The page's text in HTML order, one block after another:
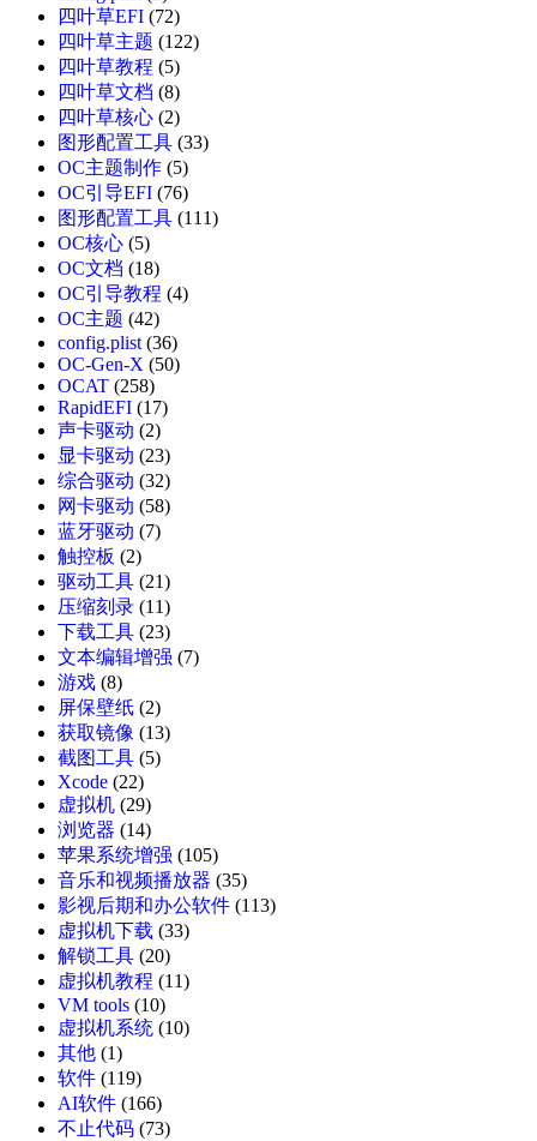
四叶草EFI (72)
四叶草主题 (122)
四叶草教程 (5)
四叶草文档 (8)
四叶草核心 (2)
图形配置工具 (33)
OC主题制作 (5)
OC引导EFI (76)
图形配置工具 (111)
OC核心 (5)
OC文档 (18)
OC引导教程 (4)
OC主题 (42)
config.plist(36)
OC-Gen-X (50)
OCAT (258)
RapidEFI (17)
声卡驱动 (2)
显卡驱动 (23)
综合驱动 (32)
网卡驱动 (58)
蓝牙驱动 (7)
触控板 (2)
驱动工具 (21)
压缩刻录 (11)
下载工具 (23)
文本编辑增强 (7)
游戏 (8)
屏保壁纸 (2)
获取镜像 (13)
截图工具 (5)
Xcode (22)
虚拟机 (29)
浏览器 (14)
苹果系统增强 (105)
音乐和视频播放器 (35)
影视后期和办公软件 (113)
虚拟机下载 (33)
解锁工具 (20)
虚拟机教程 (11)
VM tools (10)
虚拟机系统 (10)
其他 (1)
软件 (119)
AI软件 (166)
不止代码 (73)